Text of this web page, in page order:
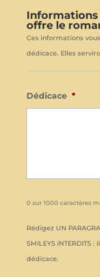
Informations
offre le
Ces informations
dédicace. Elles
Dédicace *
0 sur 1000 caractères
Rédigez UN
SMILEYS iNTERDITS
dédicace.